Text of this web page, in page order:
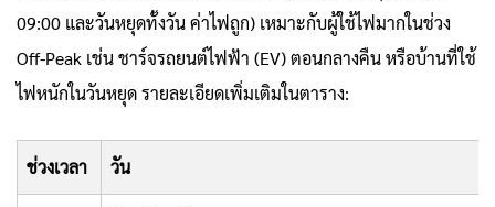
09:00 และวันหยุดทั้งวัน ค่าไฟถูก) เหมาะกับผู้ใช้ไฟมากในช่วง
Off-Peak เช่น ชาร์จรถยนต์ไฟฟ้า (EV) ตอนกลางคืน หรือบ้านที่ใช้
ไฟหนักในวันหยุด รายละเอียดเพิ่มเติมในตาราง:
ช่วงเวลา วัน